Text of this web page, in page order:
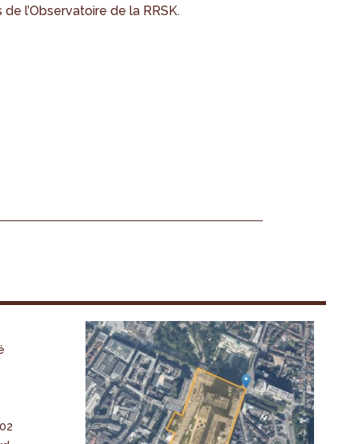
l’Observatoire de la RRSK.